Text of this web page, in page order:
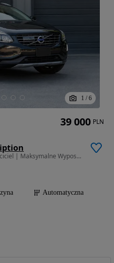
1 / 6
1969 cm3 • 320 KM • Pierwszy Właściciel | Maksymalne Wyposażenie | GWARANCJA
Automatyczna
39 000 PLN